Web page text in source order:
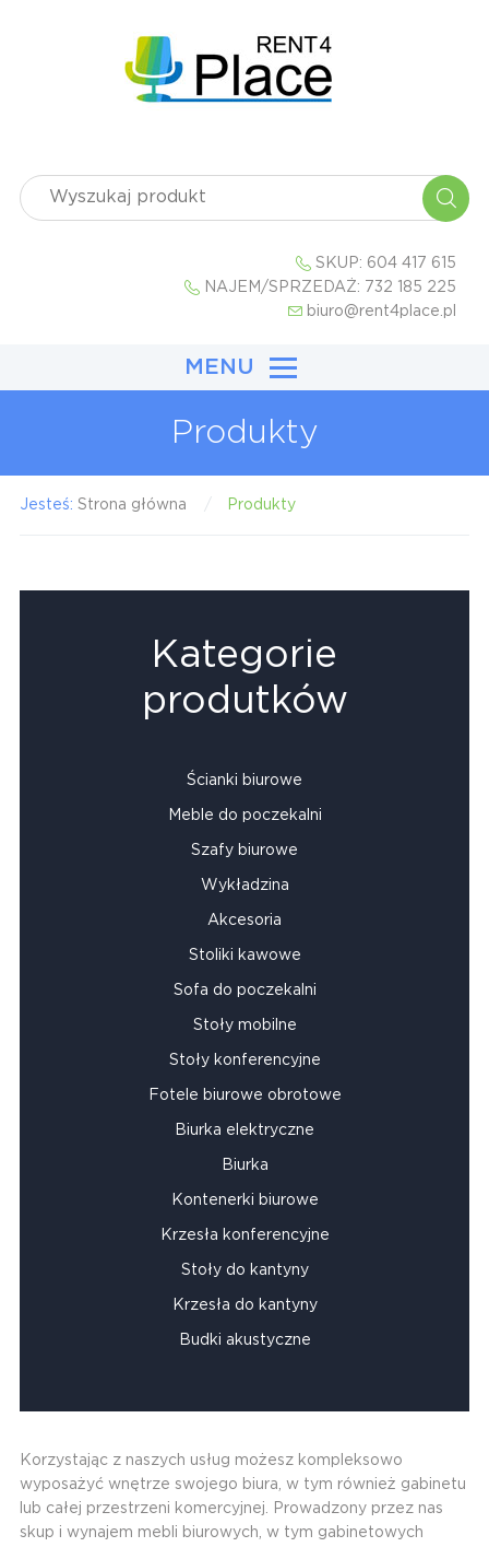
SKUP: 604 417 615
NAJEM/SPRZEDAŻ: 732 185 225
biuro@rent4place.pl
MENU
Produkty
Jesteś: Strona główna Produkty
Kategorie
produtków
Ścianki biurowe
Meble do poczekalni
Szafy biurowe
Wykładzina
Akcesoria
Stoliki kawowe
Sofa do poczekalni
Stoły mobilne
Stoły konferencyjne
Fotele biurowe obrotowe
Biurka elektryczne
Biurka
Kontenerki biurowe
Krzesła konferencyjne
Stoły do kantyny
Krzesła do kantyny
Budki akustyczne
Korzystając z naszych usług możesz kompleksowo
wyposażyć wnętrze swojego biura, w tym również gabinetu
lub całej przestrzeni komercyjnej. Prowadzony przez nas
skup i wynajem mebli biurowych, w tym gabinetowych